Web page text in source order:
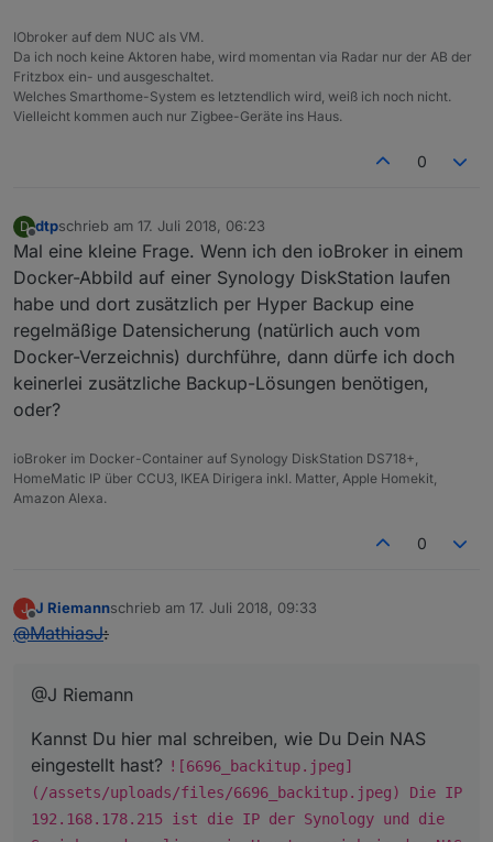
IObroker auf dem NUC als VM.
Da ich noch keine Aktoren habe, wird momentan via Radar nur der AB der
Fritzbox ein- und ausgeschaltet.
Welches Smarthome-System es letztendlich wird, weiß ich noch nicht.
Vielleicht kommen auch nur Zigbee-Geräte ins Haus.
0
D
Offline
dtpschrieb am 17. Juli 2018, 06:23
zuletzt editiert von
Mal eine kleine Frage. Wenn ich den ioBroker in einem
Docker-Abbild auf einer Synology DiskStation laufen
habe und dort zusätzlich per Hyper Backup eine
regelmäßige Datensicherung (natürlich auch vom
Docker-Verzeichnis) durchführe, dann dürfe ich doch
keinerlei zusätzliche Backup-Lösungen benötigen,
oder?
ioBroker im Docker-Container auf Synology DiskStation DS718+,
HomeMatic IP über CCU3, IKEA Dirigera inkl. Matter, Apple Homekit,
Amazon Alexa.
0
J
Offline
J Riemannschrieb am 17. Juli 2018, 09:33
zuletzt editiert von
@MathiasJ:
@J Riemann
Kannst Du hier mal schreiben, wie Du Dein NAS
eingestellt hast? ![6696_backitup.jpeg]
(/assets/uploads/files/6696_backitup.jpeg) Die IP
192.168.178.215 ist die IP der Synology und die